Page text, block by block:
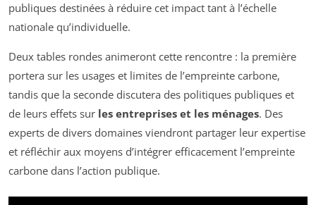
publiques destinées à réduire cet impact tant à l’échelle
nationale qu’individuelle.
Deux tables rondes animeront cette rencontre : la première
portera sur les usages et limites de l’empreinte carbone,
tandis que la seconde discutera des politiques publiques et
de leurs effets sur les entreprises et les ménages. Des
experts de divers domaines viendront partager leur expertise
et réfléchir aux moyens d’intégrer efficacement l’empreinte
carbone dans l’action publique.